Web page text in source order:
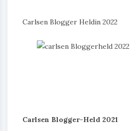
Carlsen Blogger Heldin 2022
Carlsen Blogger-Held 2021